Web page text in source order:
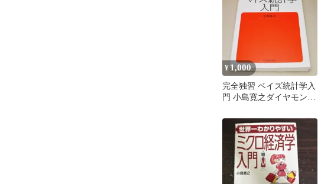
¥1,000
完全独習 ベイズ統計学入
門 小島寛之ダイヤモンド